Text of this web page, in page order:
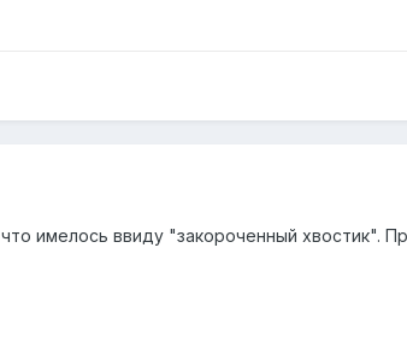
имелось ввиду "закороченный хвостик".